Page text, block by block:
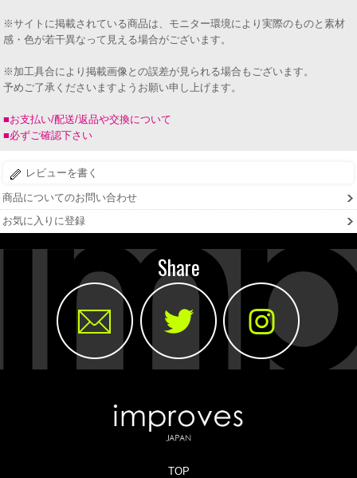
※サイトに掲載されている商品は、モニター環境により実際のものと素材
感・色が若干異なって見える場合がございます。
※加工具合により掲載画像との誤差が見られる場合もございます。
予めご了承くださいますようお願い申し上げます。
■お支払い/配送/返品や交換について
■必ずご確認下さい
レビューを書く
商品についてのお問い合わせ
お気に入りに登録
Share
TOP